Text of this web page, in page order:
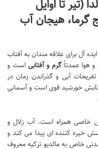
(تیر تا اوایل
گرما، هیجان آب
آل برای علاقه مندان به آفتاب
هوا عمدتاًگرم و آفتابی است و
آبی و گذراندن زمان در
خورشید قوی است و آسمانی
خاصی همراه است. آب زلال و
خیره کننده ای پیدا می کند و
خاص به مالدیو ترکیه معروف